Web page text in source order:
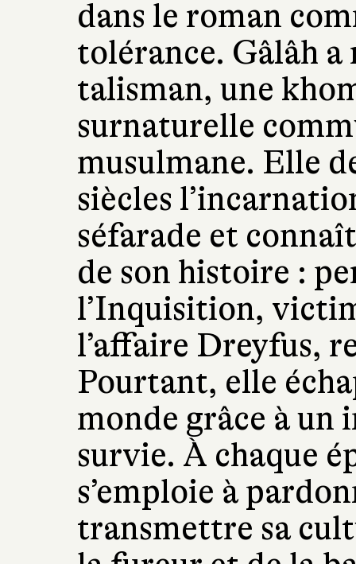
dans le roman
tolérance. Gâlâh a
talisman, une
surnaturelle
musulmane. Elle
siècles
séfarade et
de son histoire :
l’Inquisition,
l’affaire Dreyfus,
Pourtant, elle
monde grâce à un
survie. À chaque
s’emploie à
transmettre sa